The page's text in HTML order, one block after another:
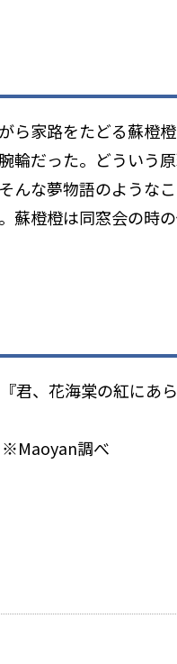
ら家路をたどる蘇橙
輪だった。どういう
んな夢物語のような
蘇橙橙は同窓会の時
君、花海棠の紅にあ
※Maoyan調べ